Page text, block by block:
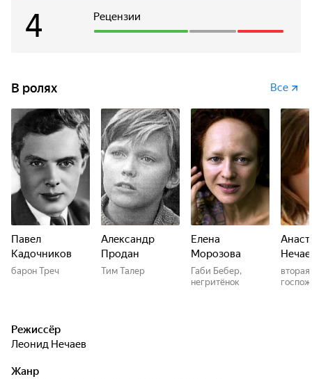
Рецензии
4
В ролях Все
Павел
Кадочников
барон Треч
Александр
Продан
Тим Талер
Елена
Морозова
Габи Бебер,
негритёнок
вторая
Режиссёр
Леонид Нечаев
Жанр